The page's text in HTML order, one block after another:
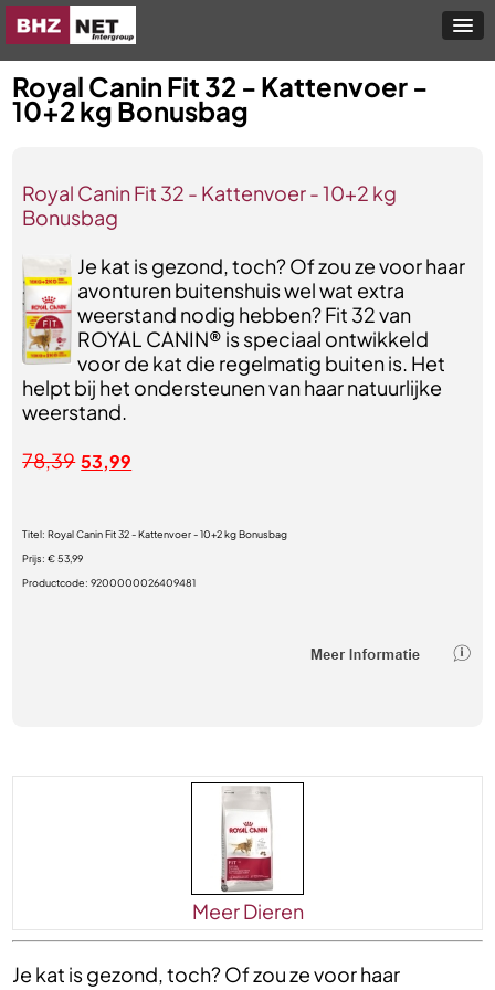
Royal Canin Fit 32 - Kattenvoer -
10+2 kg Bonusbag
Royal Canin Fit 32 - Kattenvoer - 10+2 kg
Bonusbag
Je kat is gezond, toch? Of zou ze voor haar
avonturen buitenshuis wel wat extra
weerstand nodig hebben? Fit 32 van
ROYAL CANIN® is speciaal ontwikkeld
voor de kat die regelmatig buiten is. Het
helpt bij het ondersteunen van haar natuurlijke
weerstand.
78,39 53,99
Titel:Royal Canin Fit 32 - Kattenvoer - 10+2 kg Bonusbag
Prijs:€ 53,99
Productcode:9200000026409481
Meer Dieren
Je kat is gezond, toch? Of zou ze voor haar